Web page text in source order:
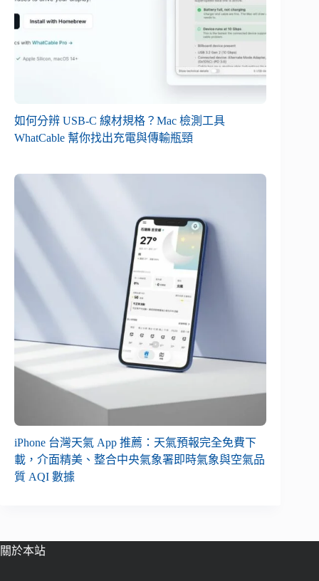
如何分辨 USB-C 線材規格？Mac 檢測工具
WhatCable 幫你找出充電與傳輸瓶頸
iPhone 台灣天氣 App 推薦：天氣預報完全免費下
載，介面精美、整合中央氣象署即時氣象與空氣品
質 AQI 數據
關於本站